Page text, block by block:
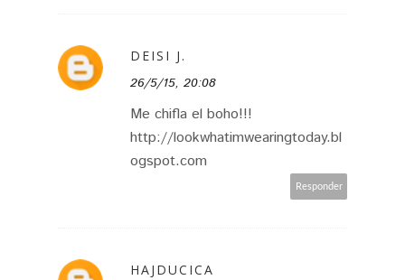
DEISI J.
26/5/15, 20:08
Me chifla el boho!!!
http://lookwhatimwearingtoday.bl
ogspot.com
Responder
HAJDUCICA